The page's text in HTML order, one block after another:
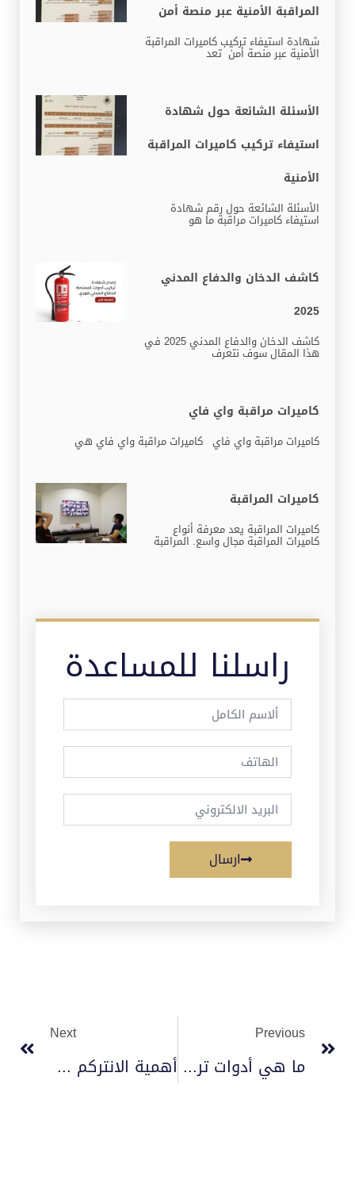
المراقبة الأمنية عبر منصة أمن
شهادة استيفاء تركيب كاميرات المراقبة
الأمنية عبر منصة أمن تعد
الأسئلة الشائعة حول شهادة
استيفاء تركيب كاميرات المراقبة
الأمنية
الأسئلة الشائعة حول رقم شهادة
استيفاء كاميرات مراقبة ما هو
كاشف الدخان والدفاع المدني
2025
كاشف الدخان والدفاع المدني 2025 في
هذا المقال سوف نتعرف
كاميرات مراقبة واي فاي
كاميرات مراقبة واي فاي كاميرات مراقبة واي فاي هي
كاميرات المراقبة
كاميرات المراقبة يعد معرفة أنواع
كاميرات المراقبة مجال واسع. المراقبة
راسلنا للمساعدة
ارسال
Previous
ما هي أدوات تركيب كاميرا المراقبة 2023
Next
أهمية الانتركم في المنزل 2025